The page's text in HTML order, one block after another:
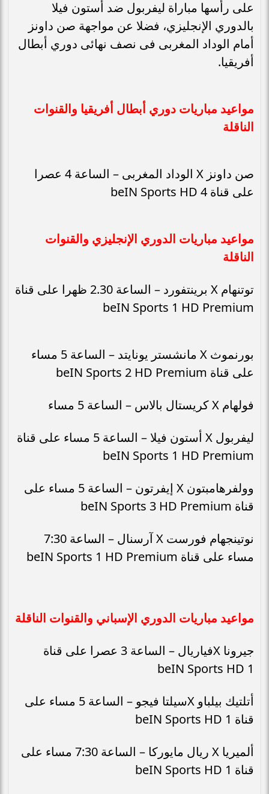
على رأسها مباراة ليفربول ضد أستون فيلا
بالدوري الإنجليزي، فضلا عن مواجهة صن داونز
أمام الوداد المغربى فى نصف نهائى دوري أبطال
أفريقيا.
مواعيد مباريات دوري أبطال أفريقيا والقنوات
الناقلة
صن داونز X الوداد المغربى – الساعة 4 عصرا
على قناة beIN Sports HD 4
مواعيد مباريات الدوري الإنجليزي والقنوات
الناقلة
توتنهام X برينتفورد – الساعة 2.30 ظهرا على قناة
beIN Sports 1 HD Premium
بورنموث X مانشستر يونايتد – الساعة 5 مساء
على قناة beIN Sports 2 HD Premium
فولهام X كريستال بالاس – الساعة 5 مساء
ليفربول X أستون فيلا – الساعة 5 مساء على قناة
beIN Sports 1 HD Premium
وولفرهامبتون X إيفرتون – الساعة 5 مساء على
قناة beIN Sports 3 HD Premium
نوتينجهام فورست X آرسنال – الساعة 7:30
مساء على قناة beIN Sports 1 HD Premium
مواعيد مباريات الدوري الإسباني والقنوات الناقلة
جيرونا Xفياريال – الساعة 3 عصرا على قناة
beIN Sports HD 1
أتلتيك بيلباو Xسيلتا فيجو – الساعة 5 مساء على
قناة beIN Sports HD 1
ألميريا X ريال مايوركا – الساعة 7:30 مساء على
قناة beIN Sports HD 1